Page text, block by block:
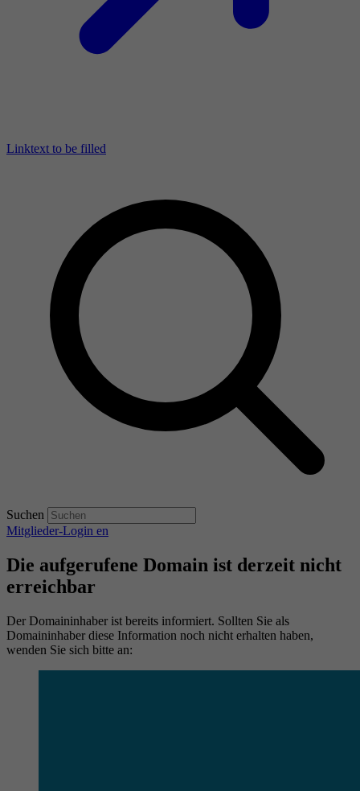
Linktext to be filled
Suchen
Mitglieder-Login en
Die aufgerufene Domain ist derzeit nicht
erreichbar
Der Domaininhaber ist bereits informiert. Sollten Sie als
Domaininhaber diese Information noch nicht erhalten haben,
wenden Sie sich bitte an: